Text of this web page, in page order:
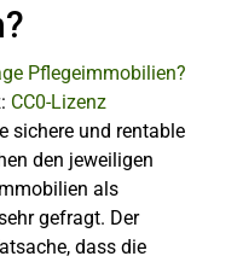
CC0-Lizenz
sichere und rentable
den jeweiligen
als
gefragt. Der
dass die